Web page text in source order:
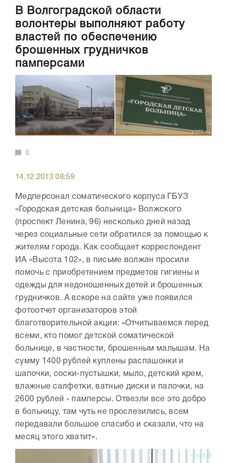
В Волгоградской области
волонтеры выполняют работу
властей по обеспечению
брошенных грудничков
памперсами
0
14.12.2013 08:59
Медперсонал соматического корпуса ГБУЗ
«Городская детская больница» Волжского
(проспект Ленина, 96) несколько дней назад
через социальные сети обратился за помощью к
жителям города. Как сообщает корреспондент
ИА «Высота 102», в письме волжан просили
помочь с приобретением предметов гигиены и
одежды для недоношенных детей и брошенных
грудничков. А вскоре на сайте уже появился
фотоотчет организаторов этой
благотворительной акции: «Отчитываемся перед
всеми, кто помог детской соматической
больнице, в частности, брошенным малышам. На
сумму 1400 рублей куплены распашонки и
шапочки, соски-пустышки, мыло, детский крем,
влажные салфетки, ватные диски и палочки, на
2600 рублей - памперсы. Отвезли все это добро
в больницу, там чуть не прослезились, всем
передавали большое спасибо и сказали, что на
месяц этого хватит».